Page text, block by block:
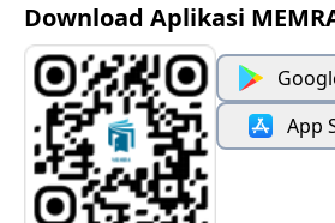
Download Aplikasi
App